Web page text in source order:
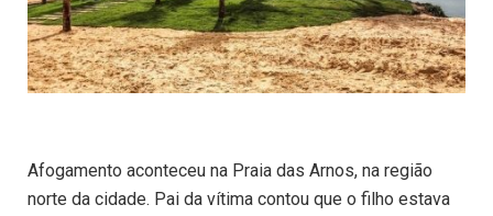
Afogamento aconteceu na Praia das Arnos, na região
norte da cidade. Pai da vítima contou que o filho estava